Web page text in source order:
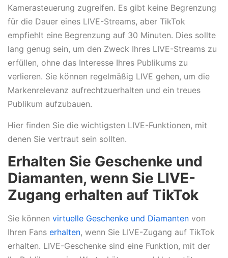
Kamerasteuerung zugreifen. Es gibt keine Begrenzung
für die Dauer eines LIVE-Streams, aber TikTok
empfiehlt eine Begrenzung auf 30 Minuten. Dies sollte
lang genug sein, um den Zweck Ihres LIVE-Streams zu
erfüllen, ohne das Interesse Ihres Publikums zu
verlieren. Sie können regelmäßig LIVE gehen, um die
Markenrelevanz aufrechtzuerhalten und ein treues
Publikum aufzubauen.
Hier finden Sie die wichtigsten LIVE-Funktionen, mit
denen Sie vertraut sein sollten.
Erhalten Sie Geschenke und
Diamanten, wenn Sie LIVE-
Zugang erhalten auf TikTok
Sie können virtuelle Geschenke und Diamanten von
Ihren Fans erhalten, wenn Sie LIVE-Zugang auf TikTok
erhalten. LIVE-Geschenke sind eine Funktion, mit der